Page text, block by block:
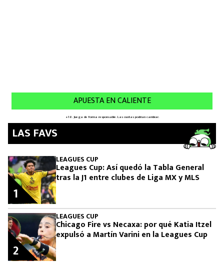
LAS FAVS
LEAGUES CUP
Leagues Cup: Así quedó la Tabla General
tras la J1 entre clubes de Liga MX y MLS
1
LEAGUES CUP
Chicago Fire vs Necaxa: por qué Katia Itzel
expulsó a Martín Varini en la Leagues Cup
2